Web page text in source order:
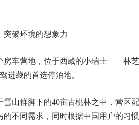
突破环境的想象力
房车营地，位于西藏的小瑞士——林
进藏的首选停泊地。
雪山群脚下的40亩古桃林之中，营区
的不同需求，同时根据中国用户的习